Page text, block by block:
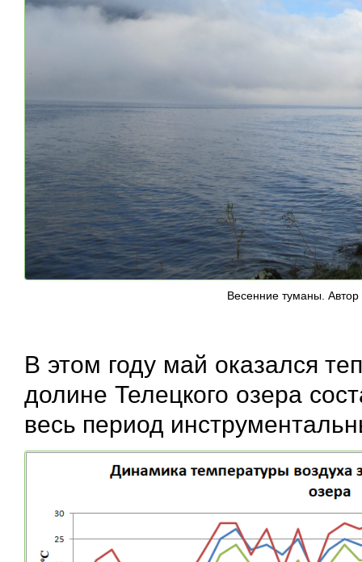
Весенние туманы.
В этом году май оказался
долине Телецкого озера
весь период